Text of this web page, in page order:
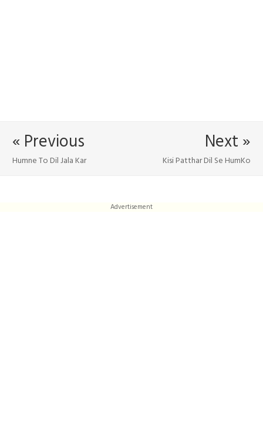
Next »
Kisi Patthar Dil Se HumKo
« Previous
Humne To Dil Jala Kar
Advertisement